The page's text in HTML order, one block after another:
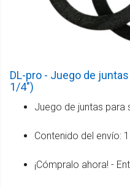
DL-pro - Juego de
1/4")
Juego de juntas para
Contenido del envío:
¡Cómpralo ahora! -